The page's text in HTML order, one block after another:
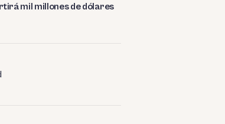
mil millones de dólares